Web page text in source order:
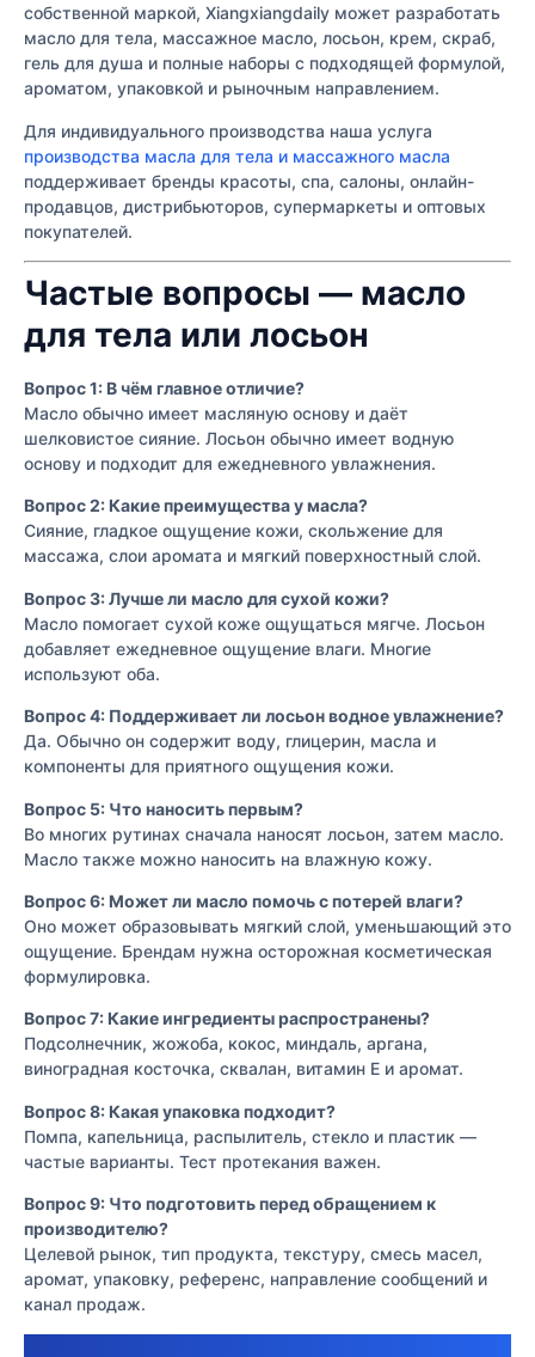
собственной маркой, Xiangxiangdaily может разработать
масло для тела, массажное масло, лосьон, крем, скраб,
гель для душа и полные наборы с подходящей формулой,
ароматом, упаковкой и рыночным направлением.
Для индивидуального производства наша услуга
производства масла для тела и массажного масла
поддерживает бренды красоты, спа, салоны, онлайн-
продавцов, дистрибьюторов, супермаркеты и оптовых
покупателей.
Частые вопросы — масло
для тела или лосьон
Вопрос 1: В чём главное отличие?
Масло обычно имеет масляную основу и даёт
шелковистое сияние. Лосьон обычно имеет водную
основу и подходит для ежедневного увлажнения.
Вопрос 2: Какие преимущества у масла?
Сияние, гладкое ощущение кожи, скольжение для
массажа, слои аромата и мягкий поверхностный слой.
Вопрос 3: Лучше ли масло для сухой кожи?
Масло помогает сухой коже ощущаться мягче. Лосьон
добавляет ежедневное ощущение влаги. Многие
используют оба.
Вопрос 4: Поддерживает ли лосьон водное увлажнение?
Да. Обычно он содержит воду, глицерин, масла и
компоненты для приятного ощущения кожи.
Вопрос 5: Что наносить первым?
Во многих рутинах сначала наносят лосьон, затем масло.
Масло также можно наносить на влажную кожу.
Вопрос 6: Может ли масло помочь с потерей влаги?
Оно может образовывать мягкий слой, уменьшающий это
ощущение. Брендам нужна осторожная косметическая
формулировка.
Вопрос 7: Какие ингредиенты распространены?
Подсолнечник, жожоба, кокос, миндаль, аргана,
виноградная косточка, сквалан, витамин E и аромат.
Вопрос 8: Какая упаковка подходит?
Помпа, капельница, распылитель, стекло и пластик —
частые варианты. Тест протекания важен.
Вопрос 9: Что подготовить перед обращением к
производителю?
Целевой рынок, тип продукта, текстуру, смесь масел,
аромат, упаковку, референс, направление сообщений и
канал продаж.